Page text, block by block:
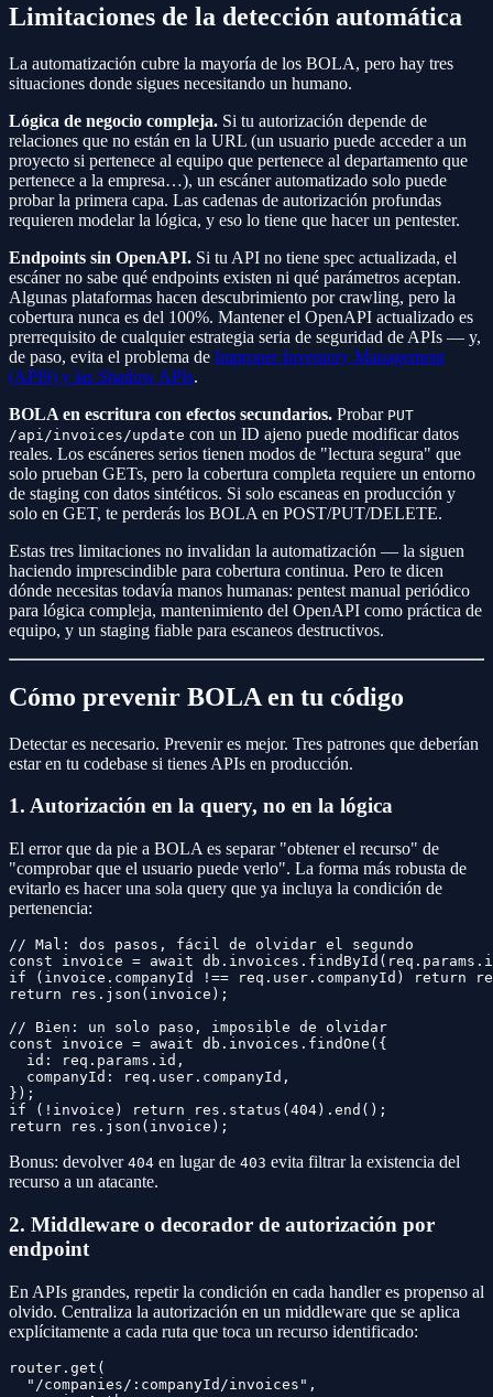
Limitaciones de la detección automática
La automatización cubre la mayoría de los BOLA, pero hay tres
situaciones donde sigues necesitando un humano.
Lógica de negocio compleja. Si tu autorización depende de
relaciones que no están en la URL (un usuario puede acceder a un
proyecto si pertenece al equipo que pertenece al departamento que
pertenece a la empresa…), un escáner automatizado solo puede
probar la primera capa. Las cadenas de autorización profundas
requieren modelar la lógica, y eso lo tiene que hacer un pentester.
Endpoints sin OpenAPI. Si tu API no tiene spec actualizada, el
escáner no sabe qué endpoints existen ni qué parámetros aceptan.
Algunas plataformas hacen descubrimiento por crawling, pero la
cobertura nunca es del 100%. Mantener el OpenAPI actualizado es
prerrequisito de cualquier estrategia seria de seguridad de APIs — y,
de paso, evita el problema de Improper Inventory Management
(API9) y las Shadow APIs.
BOLA en escritura con efectos secundarios. Probar PUT
/api/invoices/update con un ID ajeno puede modificar datos
reales. Los escáneres serios tienen modos de "lectura segura" que
solo prueban GETs, pero la cobertura completa requiere un entorno
de staging con datos sintéticos. Si solo escaneas en producción y
solo en GET, te perderás los BOLA en POST/PUT/DELETE.
Estas tres limitaciones no invalidan la automatización — la siguen
haciendo imprescindible para cobertura continua. Pero te dicen
dónde necesitas todavía manos humanas: pentest manual periódico
para lógica compleja, mantenimiento del OpenAPI como práctica de
equipo, y un staging fiable para escaneos destructivos.
Cómo prevenir BOLA en tu código
Detectar es necesario. Prevenir es mejor. Tres patrones que deberían
estar en tu codebase si tienes APIs en producción.
1. Autorización en la query, no en la lógica
El error que da pie a BOLA es separar "obtener el recurso" de
"comprobar que el usuario puede verlo". La forma más robusta de
evitarlo es hacer una sola query que ya incluya la condición de
pertenencia:
// Mal: dos pasos, fácil de olvidar el segundo
const invoice = await
if (invoice.companyId !== req.user.companyId) return
return res.json(invoice);
// Bien: un solo paso, imposible de olvidar
const invoice = await db.invoices.findOne({
  id: req.params.id,
  companyId: req.user.companyId,
});
if (!invoice) return res.status(404).end();
Bonus: devolver 404 en lugar de 403 evita filtrar la existencia del
recurso a un atacante.
2. Middleware o decorador de autorización por
endpoint
En APIs grandes, repetir la condición en cada handler es propenso al
olvido. Centraliza la autorización en un middleware que se aplica
explícitamente a cada ruta que toca un recurso identificado:
router.get(
  "/companies/:companyId/invoices",